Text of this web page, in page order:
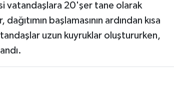
vatandaşlara 20'şer tane olarak
başlamasının ardından kısa
uzun kuyruklar oluştururken,